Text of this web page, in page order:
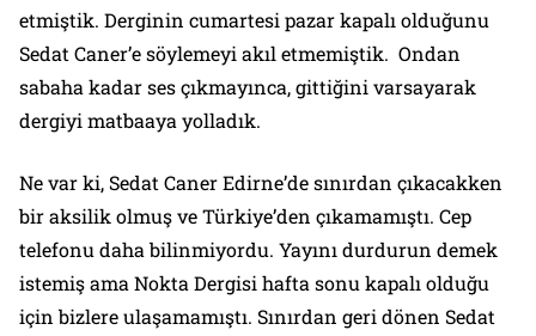
etmiştik. Derginin cumartesi pazar kapalı olduğunu
Sedat Caner’e söylemeyi akıl etmemiştik. Ondan
sabaha kadar ses çıkmayınca, gittiğini varsayarak
dergiyi matbaaya yolladık.
Ne var ki, Sedat Caner Edirne’de sınırdan çıkacakken
bir aksilik olmuş ve Türkiye’den çıkamamıştı. Cep
telefonu daha bilinmiyordu. Yayını durdurun demek
istemiş ama Nokta Dergisi hafta sonu kapalı olduğu
için bizlere ulaşamamıştı. Sınırdan geri dönen Sedat